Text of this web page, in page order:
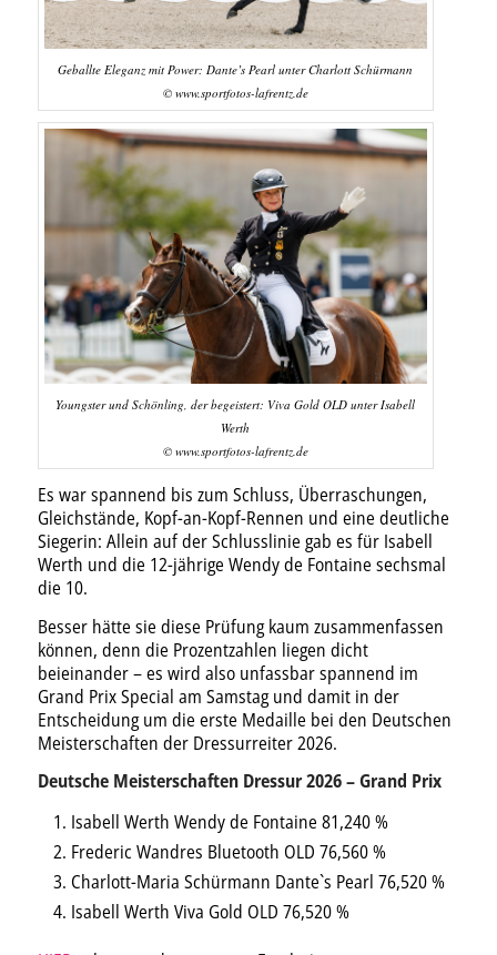
Geballte Eleganz mit Power: Dante’s Pearl unter Charlott Schürmann
© www.sportfotos-lafrentz.de
Youngster und Schönling, der begeistert: Viva Gold OLD unter Isabell
Werth
© www.sportfotos-lafrentz.de
Es war spannend bis zum Schluss, Überraschungen,
Gleichstände, Kopf-an-Kopf-Rennen und eine deutliche
Siegerin: Allein auf der Schlusslinie gab es für Isabell
Werth und die 12-jährige Wendy de Fontaine sechsmal
die 10.
Besser hätte sie diese Prüfung kaum zusammenfassen
können, denn die Prozentzahlen liegen dicht
beieinander – es wird also unfassbar spannend im
Grand Prix Special am Samstag und damit in der
Entscheidung um die erste Medaille bei den Deutschen
Meisterschaften der Dressurreiter 2026.
Deutsche Meisterschaften Dressur 2026 – Grand Prix
Isabell Werth Wendy de Fontaine 81,240 %
Frederic Wandres Bluetooth OLD 76,560 %
Charlott-Maria Schürmann Dante`s Pearl 76,520 %
Isabell Werth Viva Gold OLD 76,520 %